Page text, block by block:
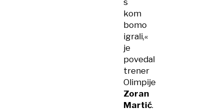
s
kom
bomo
igrali,«
je
povedal
trener
Olimpije
Zoran
Martić.